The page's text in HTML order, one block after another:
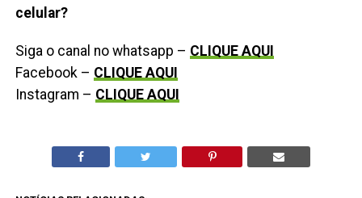
celular?
Siga o canal no whatsapp – CLIQUE AQUI
Facebook – CLIQUE AQUI
Instagram – CLIQUE AQUI